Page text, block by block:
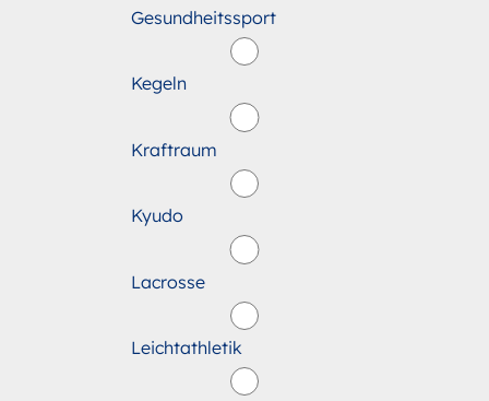
Gesundheitssport
Kegeln
Kraftraum
Kyudo
Lacrosse
Leichtathletik